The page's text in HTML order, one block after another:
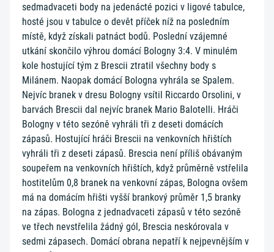
sedmadvaceti body na jedenácté pozici v ligové tabulce,
hosté jsou v tabulce o devět příček níž na posledním
místě, když získali patnáct bodů. Poslední vzájemné
utkání skončilo výhrou domácí Bologny 3:4. V minulém
kole hostující tým z Brescii ztratil všechny body s
Milánem. Naopak domácí Bologna vyhrála se Spalem.
Nejvíc branek v dresu Bologny vsítil Riccardo Orsolini, v
barvách Brescii dal nejvíc branek Mario Balotelli. Hráči
Bologny v této sezóně vyhráli tři z deseti domácích
zápasů. Hostující hráči Brescii na venkovních hřištích
vyhráli tři z deseti zápasů. Brescia není příliš obávaným
soupeřem na venkovních hřištích, když průměrně vstřelila
hostitelům 0,8 branek na venkovní zápas, Bologna ovšem
má na domácím hřišti vyšší brankový průměr 1,5 branky
na zápas. Bologna z jednadvaceti zápasů v této sezóně
ve třech nevstřelila žádný gól, Brescia neskórovala v
sedmi zápasech. Domácí obrana nepatří k nejpevnějším v